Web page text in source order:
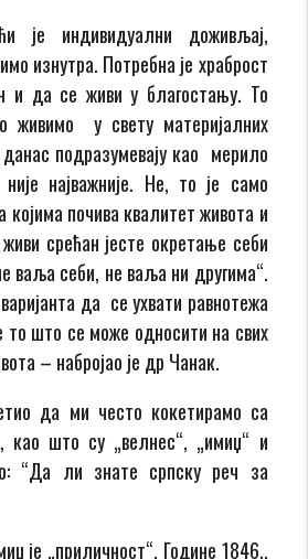
индивидуални доживљај,
изнутра. Потребна је храброст
и да се живи у благостању. То
живимо у свету материјалних
данас подразумевају као мерило
није најважније. Не, то је само
којима почива квалитет живота и
срећан јесте окретање себи
ваља себи, не ваља ни другима“.
да се ухвати равнотежа
то што се може односити на свих
– набројао је др Чанак.
да ми често кокетирамо са
као што су „велнес“, „имиџ“ и
“Да ли знате српску реч за
је „приличност“. Године 1846.,